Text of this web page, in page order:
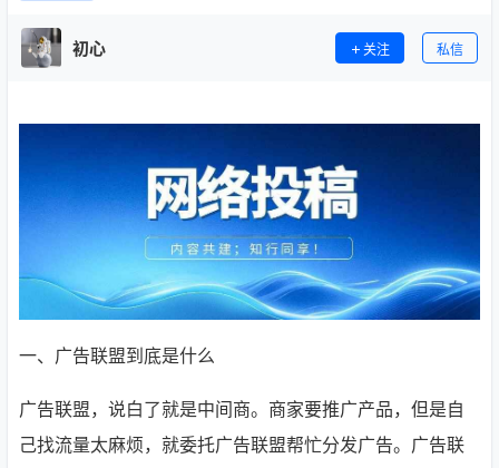
初心 关注 私信
一、广告联盟到底是什么
广告联盟，说白了就是中间商。商家要推广产品，但是自
己找流量太麻烦，就委托广告联盟帮忙分发广告。广告联